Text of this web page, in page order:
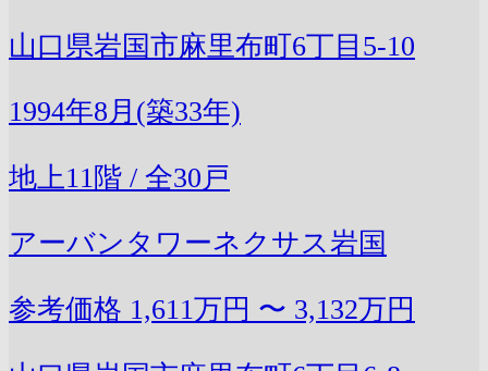
山口県岩国市麻里布町6丁目5-10
1994年8月(築33年)
地上11階 / 全30戸
アーバンタワーネクサス岩国
参考価格 1,611万円 〜 3,132万円